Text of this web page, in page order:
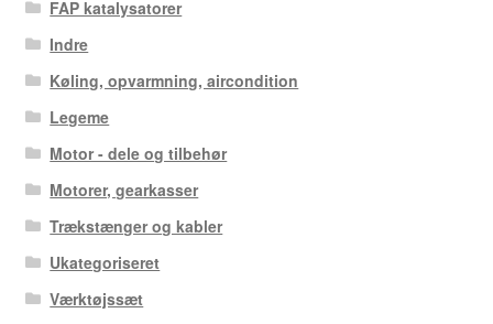
FAP katalysatorer
Indre
Køling, opvarmning, aircondition
Legeme
Motor - dele og tilbehør
Motorer, gearkasser
Trækstænger og kabler
Ukategoriseret
Værktøjssæt